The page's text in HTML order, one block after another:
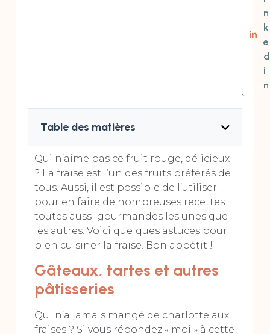
n
k
e
d
i
n
Table des matières
Qui n’aime pas ce fruit rouge, délicieux
? La fraise est l’un des fruits préférés de
tous. Aussi, il est possible de l’utiliser
pour en faire de nombreuses recettes
toutes aussi gourmandes les unes que
les autres. Voici quelques astuces pour
bien cuisiner la fraise. Bon appétit !
Gâteaux, tartes et autres
pâtisseries
Qui n’a jamais mangé de charlotte aux
fraises ? Si vous répondez « moi » à cette